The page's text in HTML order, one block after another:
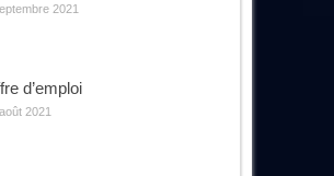
2021
d’emploi
2021